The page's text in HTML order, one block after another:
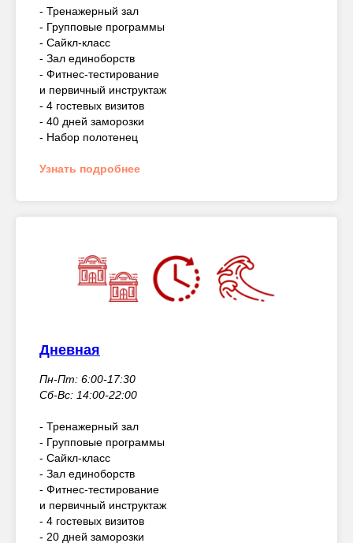
- Тренажерный зал
- Групповые программы
- Сайкл-класс
- Зал единоборств
- Фитнес-тестирование
и первичный инструктаж
- 4 гостевых визитов
- 40 дней заморозки
- Набор полотенец
Узнать подробнее
Дневная
Пн-Пт: 6:00-17:30
Сб-Вс: 14:00-22:00
- Тренажерный зал
- Групповые программы
- Сайкл-класс
- Зал единоборств
- Фитнес-тестирование
и первичный инструктаж
- 4 гостевых визитов
- 20 дней заморозки